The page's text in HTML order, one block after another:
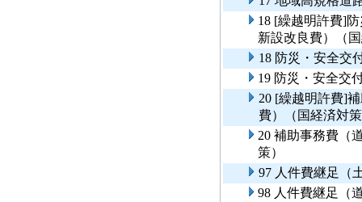
18 [繰越明許費]
新設改良費）（
18 防災・安全交
19 防災・安全交
20 [繰越明許費]
費）（国経済対
20 補助事務費（
策）
97 人件費継足（
98 人件費継足（